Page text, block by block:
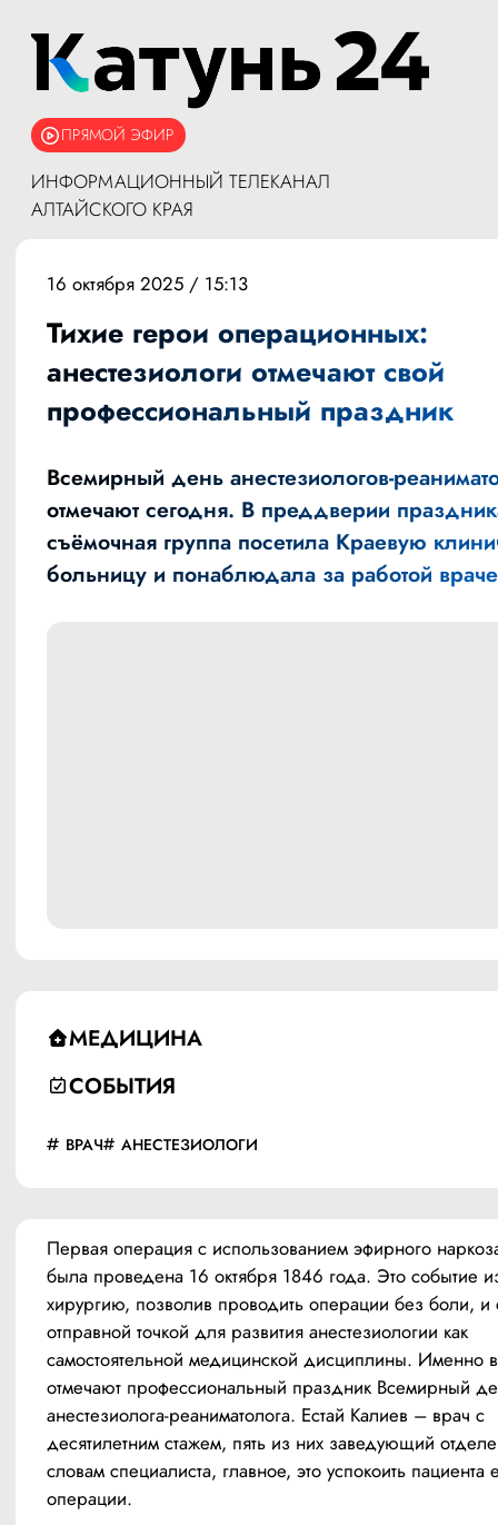
ПРЯМОЙ ЭФИР
ИНФОРМАЦИОННЫЙ ТЕЛЕКАНАЛ
АЛТАЙСКОГО КРАЯ
МЕДИЦИНА
СОБЫТИЯ
ВРАЧ АНЕСТЕЗИОЛОГИ
16 октября 2025 / 15:13
Тихие герои операционных:
анестезиологи отмечают свой
профессиональный праздник
Всемирный день анестезиологов-
отмечают сегодня. В преддверии
съёмочная группа посетила Краевую
больницу и понаблюдала за работой
Первая операция с использованием эфирного
была проведена 16 октября 1846 года. Это событие
хирургию, позволив проводить операции без боли, и
отправной точкой для развития анестезиологии как
самостоятельной медицинской дисциплины. Именно
отмечают профессиональный праздник Всемирный
анестезиолога-реаниматолога. Естай Калиев – врач с
десятилетним стажем, пять из них заведующий
словам специалиста, главное, это успокоить
операции.